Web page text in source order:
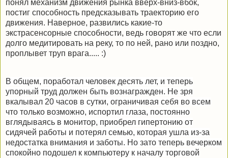
понял механизм движения рынка вверх-вниз-вбок,
постиг способность предсказывать траекторию его
движения. Наверное, развились какие-то
экстрасенсорные способности, ведь говорят же что если
долго медитировать на реку, то по ней, рано или поздно,
проплывет труп врага..... :)
В общем, поработал человек десять лет, и теперь
упорный труд должен быть вознагражден. Не зря
вкалывал 20 часов в сутки, ограничивая себя во всем
что только возможно, испортил глаза, постоянно
вглядываясь в монитор, приобрел гипертонию от
сидячей работы и потерял семью, которая ушла из-за
недостатка внимания и заботы. Но зато теперь вечерком
спокойно подошел к компьютеру к началу торговой